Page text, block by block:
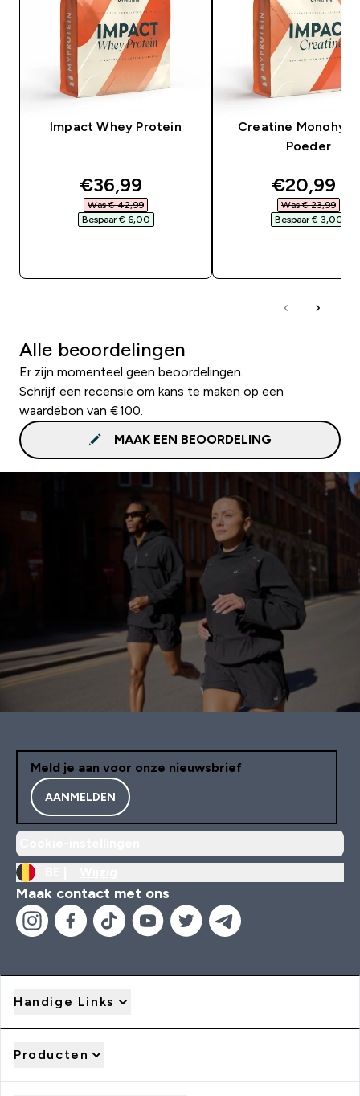
Impact Whey Protein
discounted price
€36,99‎
Was € 42,99‎
Bespaar € 6,00‎
Creatine
Poeder
€20,99‎
Was € 23,99‎
Bespaar € 3,00‎
Alle beoordelingen
Er zijn momenteel geen beoordelingen.
Schrijf een recensie om kans te maken op een
waardebon van €100.
MAAK EEN BEOORDELING
Meld je aan voor onze nieuwsbrief
AANMELDEN
Maak contact met ons
Handige Links
Producten